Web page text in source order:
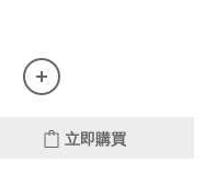
立即購買